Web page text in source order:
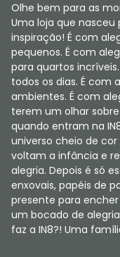
Olhe bem para as
Uma loja que nasceu
inspiração! É com
pequenos. É com
para quartos
todos os dias. É com
ambientes. É com
terem um olhar
quando entram na
universo cheio de cor
voltam a infância e
alegria. Depois é só
enxovais, papéis de
presente para
um bocado de
faz a IN8?! Uma